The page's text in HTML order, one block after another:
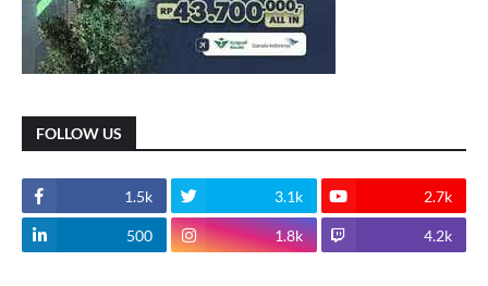
FOLLOW US
1.5k 3.1k 2.7k
500 1.8k 4.2k